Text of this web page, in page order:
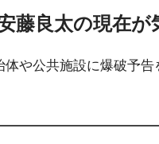
藤良太の現在が
体や公共施設に爆破予